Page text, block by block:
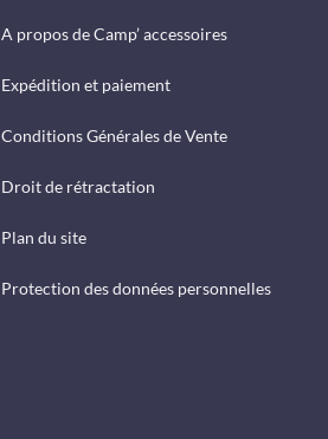
A propos de Camp’ accessoires
Expédition et paiement
Conditions Générales de Vente
Droit de rétractation
Plan du site
Protection des données personnelles